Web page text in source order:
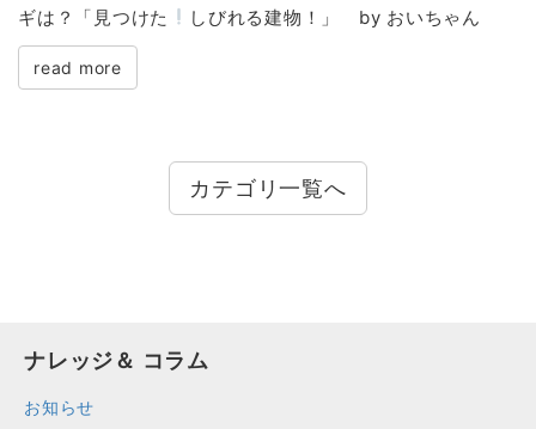
ギは？「見つけた
しびれる建物！」 by おいちゃん
read more
カテゴリ一覧へ
ナレッジ＆ コラム
お知らせ